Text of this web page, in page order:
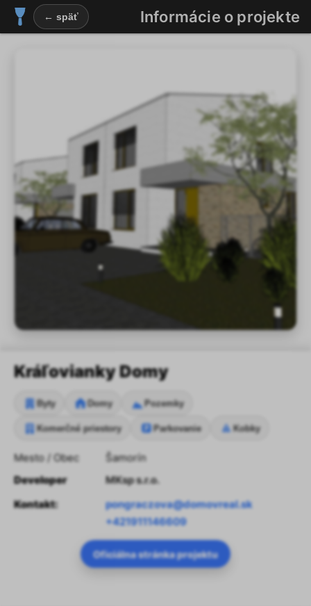
← späť Informácie o projekte
Kráľovianky Domy
Byty Domy Pozemky
Komerčné priestory Parkovanie Kobky
Mesto / Obec
Šamorín
Developer
MKsp s.r.o.
Kontakt:
pongraczova@domovreal.sk
+421911146609
Oficiálna stránka projektu